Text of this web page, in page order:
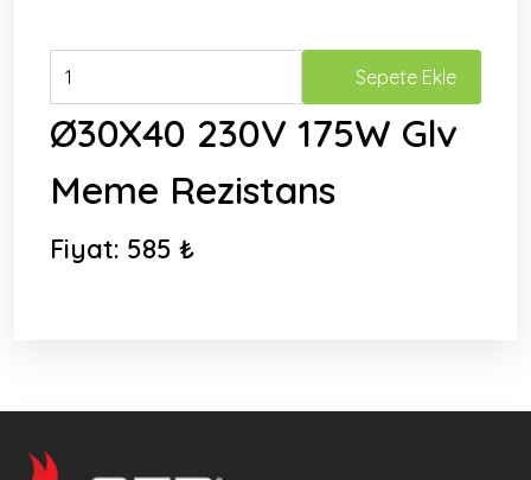
Sepete Ekle
Ø30X40 230V 175W Glv
Meme Rezistans
Fiyat: 585 ₺